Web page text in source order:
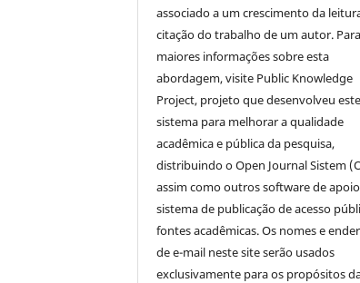
associado a um crescimento da
citação do trabalho de um autor. Para
maiores informações sobre esta
abordagem, visite Public Knowledge
Project, projeto que desenvolveu este
sistema para melhorar a qualidade
acadêmica e pública da pesquisa,
distribuindo o Open Journal Sistem
assim como outros software de
sistema de publicação de acesso
fontes acadêmicas. Os nomes e
de e-mail neste site serão usados
exclusivamente para os propósitos